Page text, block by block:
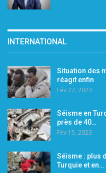
INTERNATIONAL
Situation des
réagit enfin
Fév 27, 2023
Séisme en
près de 40…
Fév 15, 2023
Séisme : plus
Turquie et en…